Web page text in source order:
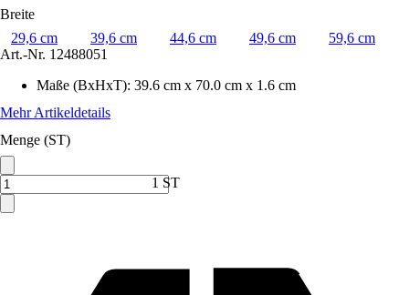
Breite
29,6 cm
39,6 cm 44,6 cm 49,6 cm
59,6 cm
Art.-Nr. 12488051
Maße (BxHxT): 39.6 cm x 70.0 cm x 1.6 cm
Mehr Artikeldetails
Menge (ST)
1 ST